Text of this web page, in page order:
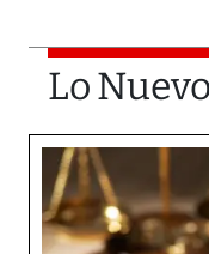
Lo Nuevo